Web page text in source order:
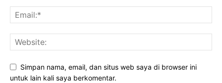
Simpan nama, email, dan situs web saya di browser ini
untuk lain kali saya berkomentar.